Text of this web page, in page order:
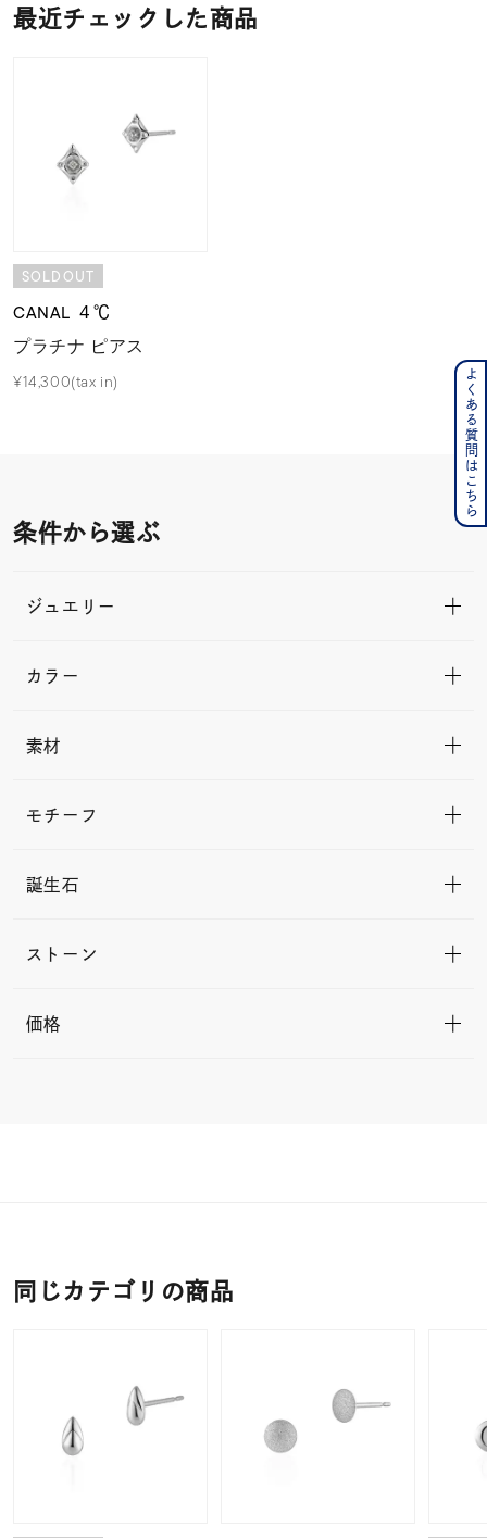
最近チェックした商品
SOLDOUT
CANAL ４℃
プラチナ ピアス
¥14,300(tax in)
条件から選ぶ
ジュエリー
カラー
素材
モチーフ
誕生石
ストーン
価格
同じカテゴリの商品
よくある質問はこちら